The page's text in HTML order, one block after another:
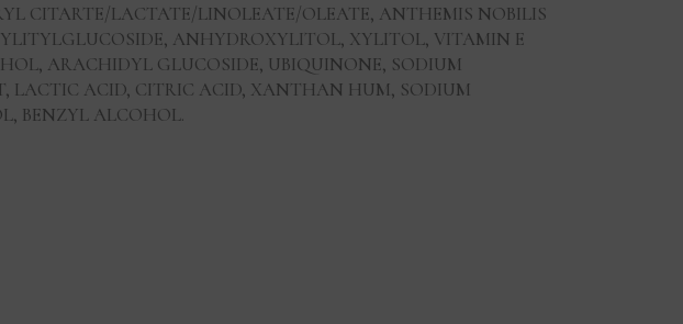
CITARTE/LACTATE/LINOLEATE/OLEATE, ANTHEMIS NOBILIS
ANHYDROXYLITOL, XYLITOL, VITAMIN E
ARACHIDYL GLUCOSIDE, UBIQUINONE, SODIUM
LACTIC ACID, CITRIC ACID, XANTHAN HUM, SODIUM
BENZYL ALCOHOL.